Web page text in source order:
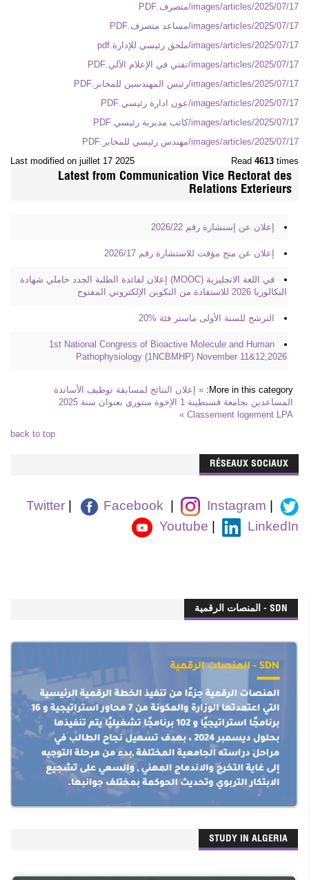
images/articles/2025/07/17/متصرف.PDF
images/articles/2025/07/17/مساعد متصرف.PDF
images/articles/2025/07/17/ملحق رئيسي للإدارة.pdf
images/articles/2025/07/17/تقني في الإعلام الآلي.PDF
images/articles/2025/07/17/رئيس المهندسين للمخابر.PDF
images/articles/2025/07/17/عون ادارة رئيسي.PDF
images/articles/2025/07/17/كاتب مديرية رئيسي.PDF
images/articles/2025/07/17/مهندس رئيسي للمخابر.PDF
Read 4613 times
Last modified on juillet 17 2025
Latest from Communication Vice Rectorat des
Relations Exterieurs
إعلان عن إستشارة رقم 2026/22
إعلان عن منح مؤقت للاستشارة رقم 2026/17
في اللغة الانجليزية (MOOC) إعلان لفائدة الطلبة الجدد حاملي شهادة
البكالوريا 2026 للاستفادة من التكوين الإلكتروني المفتوح
الترشح للسنة الأولى ماستر فئة %20
1st National Congress of Bioactive Molecule and Human
Pathophysiology (1NCBMHP) November 11&12,2026
More in this category:
« إعلان النتائج لمسابقة توظيف الأساتذة
المساعدين بجامعة قسنطينة 1 الإخوة منتوري بعنوان سنة 2025
Classement logement LPA »
back to top
RÉSEAUX SOCIAUX
Twitter Facebook Instagram
Youtube
LinkedIn
SDN - المنصات الرقمية
STUDY IN ALGERIA